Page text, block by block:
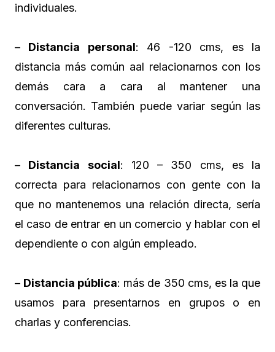
individuales.
– Distancia personal: 46 -120 cms, es la
distancia más común aal relacionarnos con los
demás cara a cara al mantener una
conversación. También puede variar según las
diferentes culturas.
– Distancia social: 120 – 350 cms, es la
correcta para relacionarnos con gente con la
que no mantenemos una relación directa, sería
el caso de entrar en un comercio y hablar con el
dependiente o con algún empleado.
– Distancia pública: más de 350 cms, es la que
usamos para presentarnos en grupos o en
charlas y conferencias.